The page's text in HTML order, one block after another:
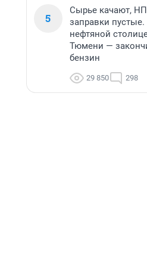
5
Сырье качают,
заправки
нефтяной
Тюмени —
бензин
29 850 298